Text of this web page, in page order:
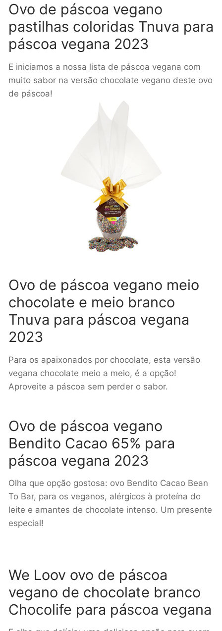
Ovo de páscoa vegano
pastilhas coloridas Tnuva para
páscoa vegana 2023
E iniciamos a nossa lista de páscoa vegana com
muito sabor na versão chocolate vegano deste ovo
de páscoa!
Ovo de páscoa vegano meio
chocolate e meio branco
Tnuva para páscoa vegana
2023
Para os apaixonados por chocolate, esta versão
vegana chocolate meio a meio, é a opção!
Aproveite a páscoa sem perder o sabor.
Ovo de páscoa vegano
Bendito Cacao 65% para
páscoa vegana 2023
Olha que opção gostosa: ovo Bendito Cacao Bean
To Bar, para os veganos, alérgicos à proteína do
leite e amantes de chocolate intenso. Um presente
especial!
We Loov ovo de páscoa
vegano de chocolate branco
Chocolife para páscoa vegana